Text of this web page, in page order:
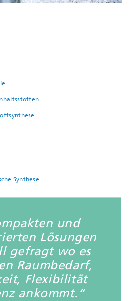
Synthese
und
Lösungen
gefragt wo es
Raumbedarf,
Flexibilität
ankommt.“